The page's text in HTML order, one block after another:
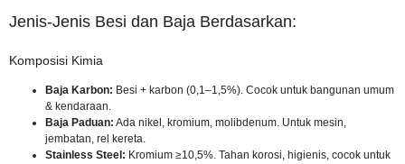
Jenis-Jenis Besi dan Baja Berdasarkan:
Komposisi Kimia
Baja Karbon: Besi + karbon (0,1–1,5%). Cocok untuk bangunan umum
& kendaraan.
Baja Paduan: Ada nikel, kromium, molibdenum. Untuk mesin,
jembatan, rel kereta.
Stainless Steel: Kromium ≥10,5%. Tahan korosi, higienis, cocok untuk